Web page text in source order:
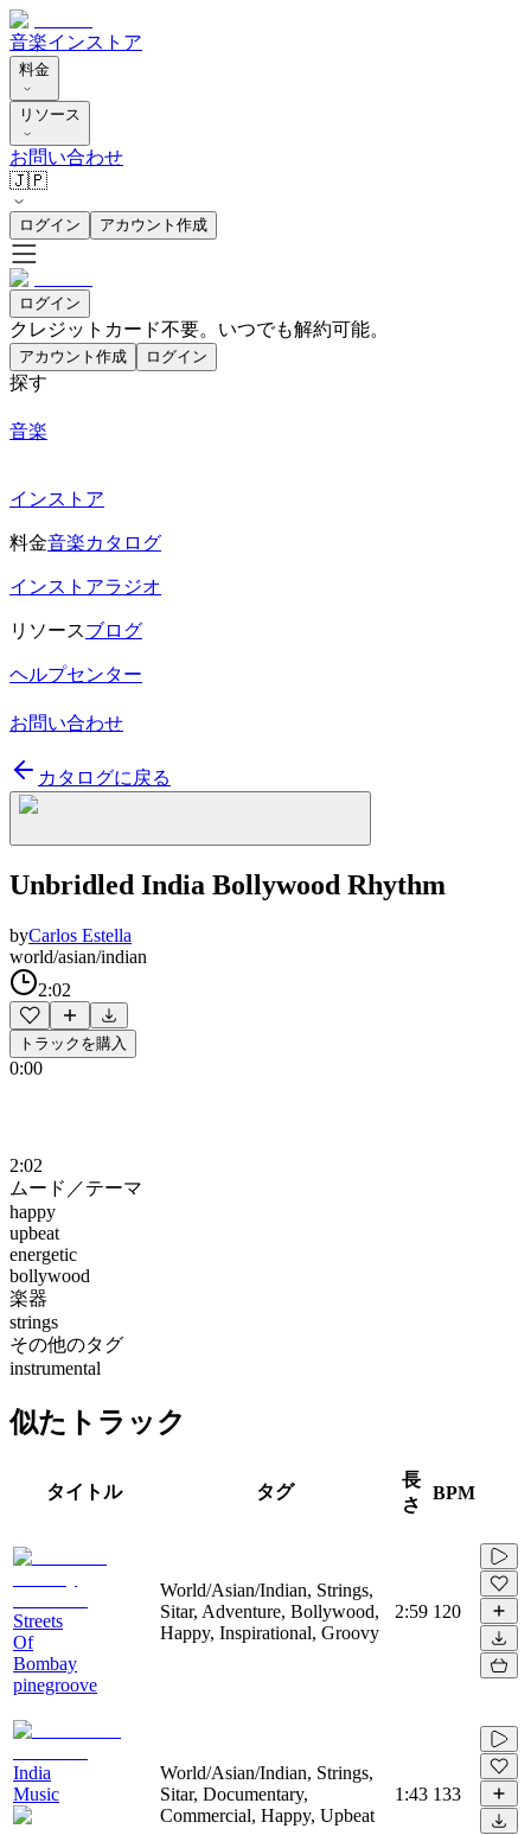
音楽インストア
料金
リソース
お問い合わせ
🇯🇵
ログイン アカウント作成
ログイン
クレジットカード不要。いつでも解約可能。
アカウント作成 ログイン
探す
音楽
インストア
料金音楽カタログ
インストアラジオ
リソースブログ
ヘルプセンター
お問い合わせ
カタログに戻る
Unbridled India Bollywood Rhythm
byCarlos Estella
world/asian/indian
2:02
トラックを購入
0:00
2:02
ムード／テーマ
happy
upbeat
energetic
bollywood
楽器
strings
その他のタグ
instrumental
似たトラック
タイトル タグ
長
さ
BPM
Streets
Of
Bombay
pinegroove
World/Asian/Indian, Strings,
Sitar, Adventure, Bollywood,
Happy, Inspirational, Groovy
2:59 120
India
Music
World/Asian/Indian, Strings,
Sitar, Documentary,
Commercial, Happy, Upbeat
1:43 133